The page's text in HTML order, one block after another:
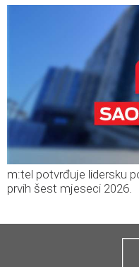
m:tel potvrđuje lidersku
prvih šest mjeseci 2026.